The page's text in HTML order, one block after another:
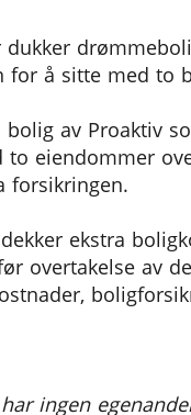
dukker
for å sitte med to
bolig av Proaktiv
to eiendommer
forsikringen.
ekstra
overtakelse av
ingen